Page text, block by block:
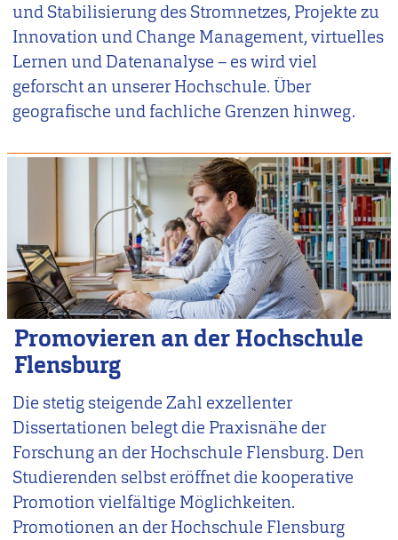
und Stabilisierung des Stromnetzes, Projekte zu
Innovation und Change Management, virtuelles
Lernen und Datenanalyse – es wird viel
geforscht an unserer Hochschule. Über
geografische und fachliche Grenzen hinweg.
Promovieren an der Hochschule
Flensburg
Die stetig steigende Zahl exzellenter
Dissertationen belegt die Praxisnähe der
Forschung an der Hochschule Flensburg. Den
Studierenden selbst eröffnet die kooperative
Promotion vielfältige Möglichkeiten.
Promotionen an der Hochschule Flensburg